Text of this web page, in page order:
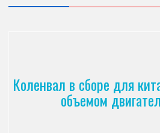
Коленвал в сборе для
объемом